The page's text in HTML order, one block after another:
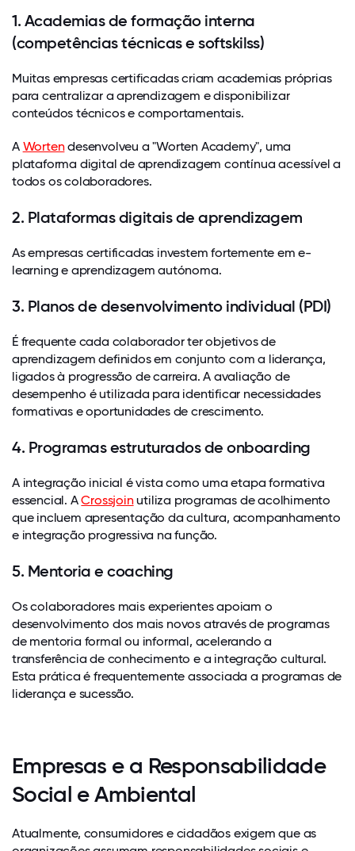
1. Academias de formação interna
(competências técnicas e softskilss)
Muitas empresas certificadas criam academias próprias
para centralizar a aprendizagem e disponibilizar
conteúdos técnicos e comportamentais.
A Wortendesenvolveu a "Worten Academy", uma
plataforma digital de aprendizagem contínua acessível a
todos os colaboradores.
2. Plataformas digitais de aprendizagem
As empresas certificadas investem fortemente em e-
learning e aprendizagem autónoma.
3. Planos de desenvolvimento individual (PDI)
É frequente cada colaborador ter objetivos de
aprendizagem definidos em conjunto com a liderança,
ligados à progressão de carreira. A avaliação de
desempenho é utilizada para identificar necessidades
formativas e oportunidades de crescimento.
4. Programas estruturados de onboarding
A integração inicial é vista como uma etapa formativa
essencial. ACrossjoinutiliza programas de acolhimento
que incluem apresentação da cultura, acompanhamento
e integração progressiva na função.
5. Mentoria e coaching
Os colaboradores mais experientes apoiam o
desenvolvimento dos mais novos através de programas
de mentoria formal ou informal, acelerando a
transferência de conhecimento e a integração cultural.
Esta prática é frequentemente associada a programas de
liderança e sucessão.
Empresas e a Responsabilidade
Social e Ambiental
Atualmente, consumidores e cidadãos exigem que as